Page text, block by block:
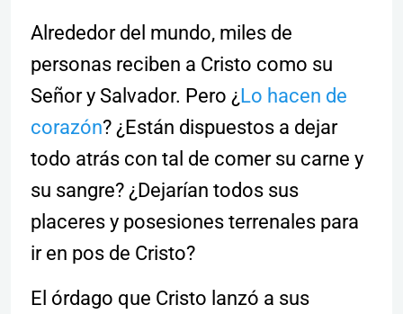
Alrededor del mundo, miles de
personas reciben a Cristo como su
Señor y Salvador. Pero ¿Lo hacen de
corazón? ¿Están dispuestos a dejar
todo atrás con tal de comer su carne y
su sangre? ¿Dejarían todos sus
placeres y posesiones terrenales para
ir en pos de Cristo?
El órdago que Cristo lanzó a sus